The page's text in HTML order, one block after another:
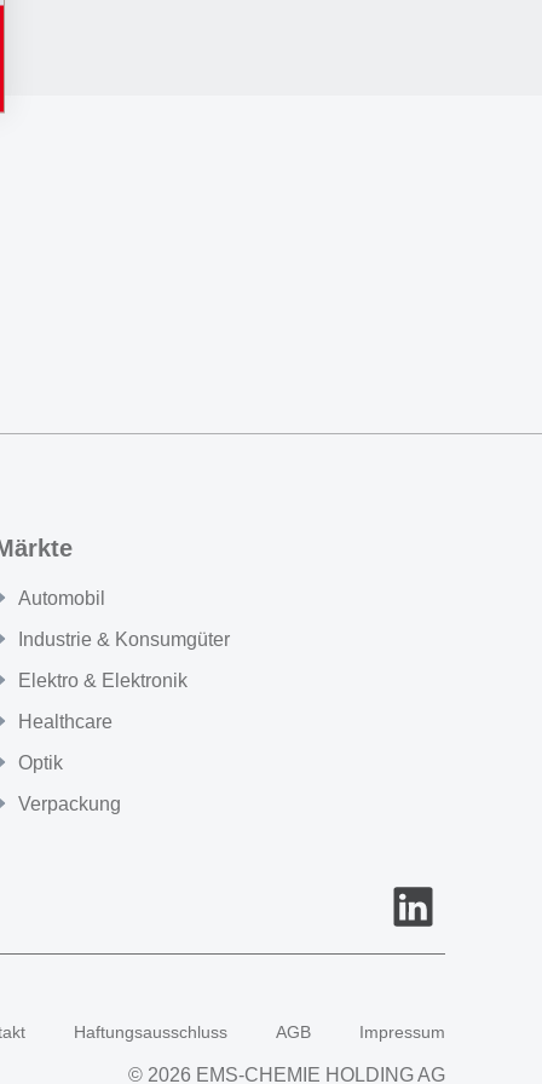
Automobil
Industrie & Konsumgüter
Elektro & Elektronik
Healthcare
Optik
Verpackung
Haftungsausschluss AGB Impressum
© 2026 EMS-CHEMIE HOLDING AG